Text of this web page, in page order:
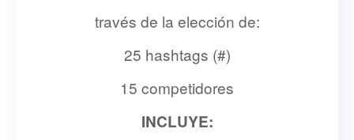
través de la elección de:
25 hashtags (#)
15 competidores
INCLUYE: